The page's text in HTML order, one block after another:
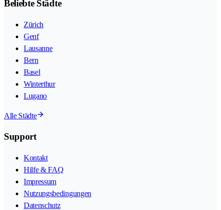
Beliebte Städte
Zürich
Genf
Lausanne
Bern
Basel
Winterthur
Lugano
Alle Städte
Support
Kontakt
Hilfe & FAQ
Impressum
Nutzungsbedingungen
Datenschutz